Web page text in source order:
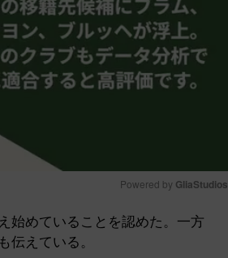
Mute
Powered by GliaStudios
始めていることを認めた。一方
えている。